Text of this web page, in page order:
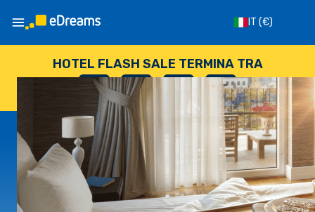
IT (€)
HOTEL FLASH SALE TERMINA TRA
--
GIORNI
: --
ORE
: --
SECONDI